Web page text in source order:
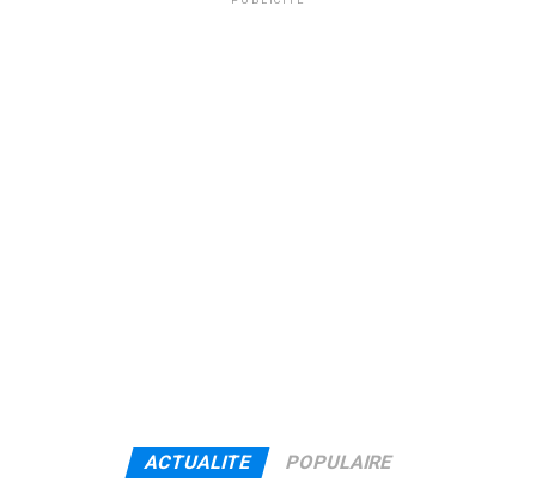
ACTUALITE POPULAIRE